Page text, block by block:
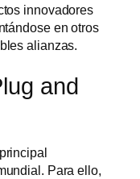
innovadores
en otros
alianzas.
and
Para ello,